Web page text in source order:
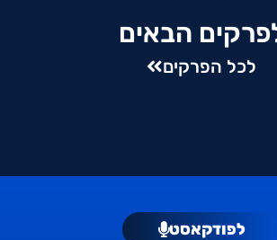
הבאים
לכל הפרקים
לפודקאסט